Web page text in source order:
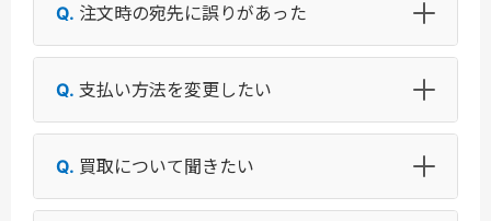
注文時の宛先に誤りがあった
支払い方法を変更したい
買取について聞きたい